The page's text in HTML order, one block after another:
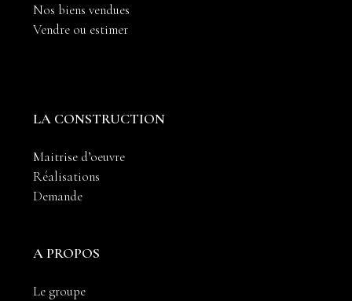
Nos biens vendues
Vendre ou estimer
LA CONSTRUCTION
Maitrise d’oeuvre
Réalisations
Demande
A PROPOS
Le groupe